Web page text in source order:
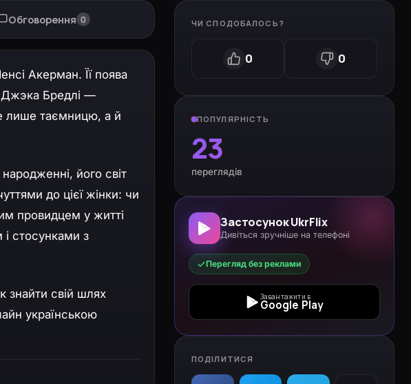
Обговорення 0
Акерман. Її поява
Джэка Бредлі —
лише таємницю, а й
його світ
до цієї жінки: чи
провидцем у житті
стосунками з
знайти свій шлях
українською
ЧИ СПОДОБАЛОСЬ?
0 0
ПОПУЛЯРНІСТЬ
23
переглядів
Застосунок UkrFlix
Дивіться зручніше на телефоні
Перегляд без реклами
Завантажити в
Google Play
ПОДІЛИТИСЯ